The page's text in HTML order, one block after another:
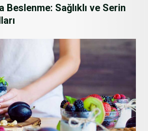
Beslenme: Sağlıklı ve Serin